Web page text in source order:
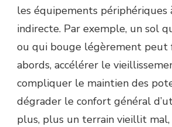
les équipements périphériques
indirecte. Par exemple, un sol
ou qui bouge légèrement peut
abords, accélérer le
compliquer le maintien des
dégrader le confort général
plus, plus un terrain vieillit